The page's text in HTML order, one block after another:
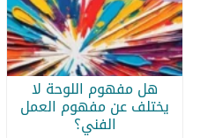
هل مفهوم اللوحة لا
يختلف عن مفهوم العمل
الفني؟